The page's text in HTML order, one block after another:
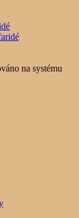
na systému